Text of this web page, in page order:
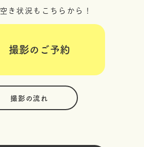
き状況もこちらから！
撮影のご予約
撮影の流れ